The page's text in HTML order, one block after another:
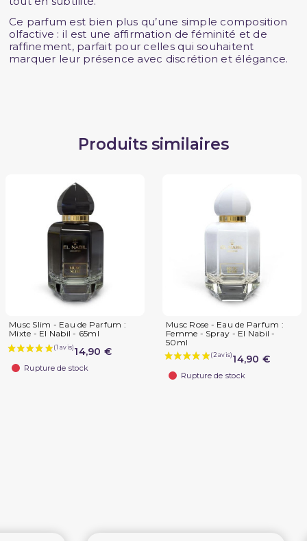
Ce parfum est bien plus qu’une simple composition
olfactive : il est une affirmation de féminité et de
raffinement, parfait pour celles qui souhaitent
marquer leur présence avec discrétion et élégance.
Produits similaires
Musc Slim - Eau de Parfum :
Mixte - El Nabil - 65ml
14,90 €
Rupture de stock
Musc Rose - Eau de Parfum :
Femme - Spray - El Nabil -
50ml
14,90 €
Rupture de stock